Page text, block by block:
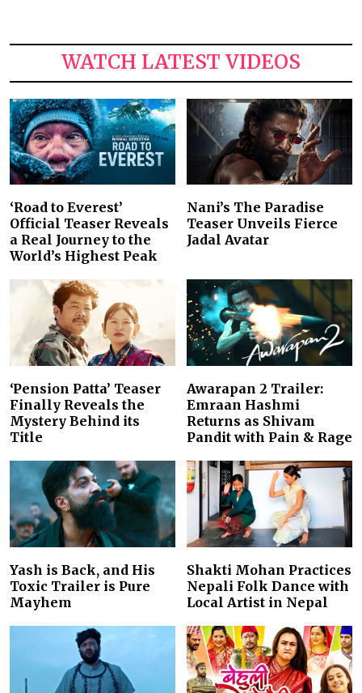
WATCH LATEST VIDEOS
‘Road to Everest’
Official Teaser Reveals
a Real Journey to the
World’s Highest Peak
Nani’s The Paradise
Teaser Unveils Fierce
Jadal Avatar
‘Pension Patta’ Teaser
Finally Reveals the
Mystery Behind its
Title
Awarapan 2 Trailer:
Emraan Hashmi
Returns as Shivam
Pandit with Pain & Rage
Yash is Back, and His
Toxic Trailer is Pure
Mayhem
Shakti Mohan Practices
Nepali Folk Dance with
Local Artist in Nepal